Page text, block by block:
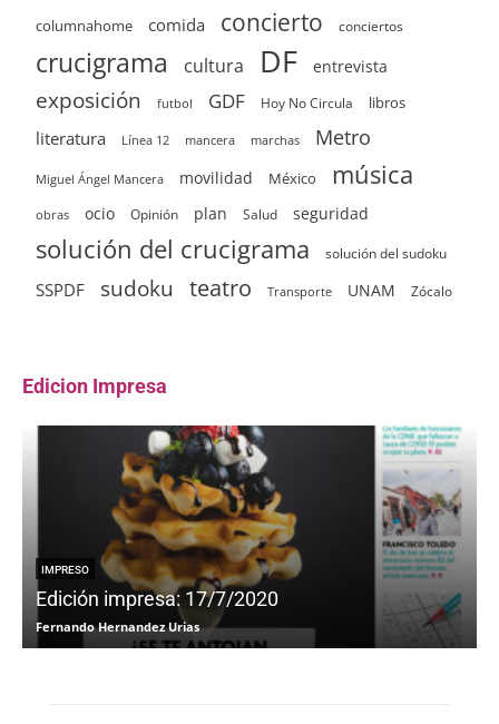
columnahome comida concierto conciertos
crucigrama cultura DF entrevista
exposición futbol GDF Hoy No Circula libros
literatura Línea 12 mancera marchas Metro
Miguel Ángel Mancera movilidad México música
obras ocio Opinión plan Salud seguridad
solución del crucigrama solución del sudoku
SSPDF sudoku teatro Transporte UNAM Zócalo
Edicion Impresa
IMPRESO
Edición impresa: 17/7/2020
Fernando Hernandez Urias